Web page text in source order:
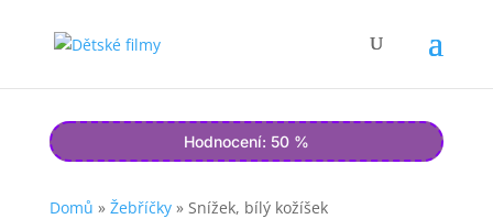
Hodnocení: 50 %
Domů » Žebříčky» Snížek, bílý kožíšek